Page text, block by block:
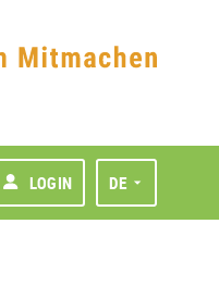
LOGIN DE